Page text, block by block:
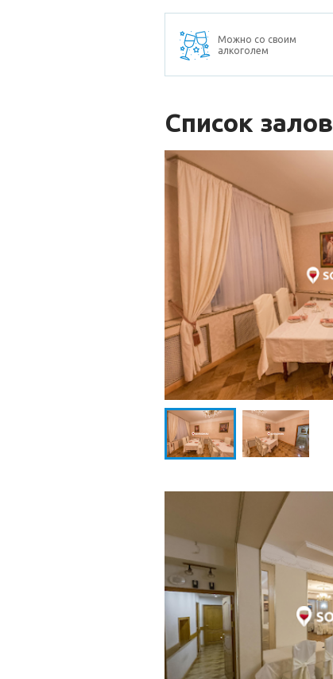
Можно со своим
алкоголем
Список залов